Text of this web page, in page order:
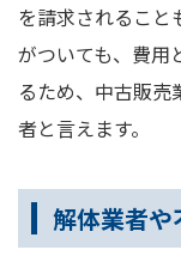
を請求されること
がついても、費用
るため、中古販
者と言えます。
解体業者や